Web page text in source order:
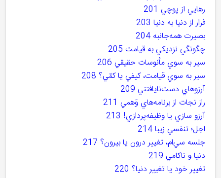
رهايي از پوچي 201
فرار از دنيا به دنيا 203
بصيرت همه‌جانبه 204
چگونگي نزديکي به قيامت 205
سير به سوي مأنوسات حقيقي 206
سير به سوي قيامت، کيفي يا کمّي؟ 208
آرزوهاي دست‌نايافتني 209
راز نجات از برنامه‌هاي وَهمي 211
آرزو سازي يا وظيفه‌پردازي! 213
اجل؛ تنفسي زيبا 214
جلسه سي‌ام، تغيير درون يا بيرون؟ 217
دنيا و ناکامي 219
تغيير خود يا تغيير دنيا؟ 220